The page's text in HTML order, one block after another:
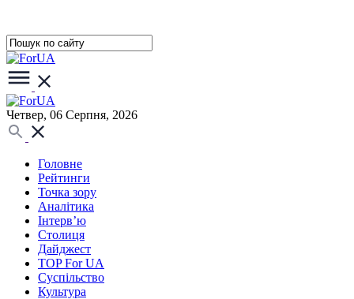
Четвер, 06 Серпня, 2026
Головне
Рейтинги
Точка зору
Аналітика
Інтерв’ю
Столиця
Дайджест
TOP For UA
Суспiльство
Культура